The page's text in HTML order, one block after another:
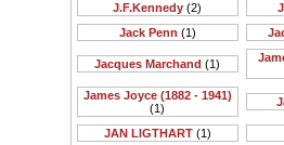
J.F.Kennedy (2)
Jack Penn (1)
Jacques Marchand (1)
James Joyce (1882 - 1941)
(1)
JAN LIGTHART(1)